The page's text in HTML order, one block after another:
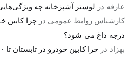
عارفه در لوستر آشپزخانه چه
کارشناس روابط عمومی در
درجه داغ می شود؟
بهزاد درچرا کابین خودرو در تابستان تا ۶۰ درجه داغ می شود؟